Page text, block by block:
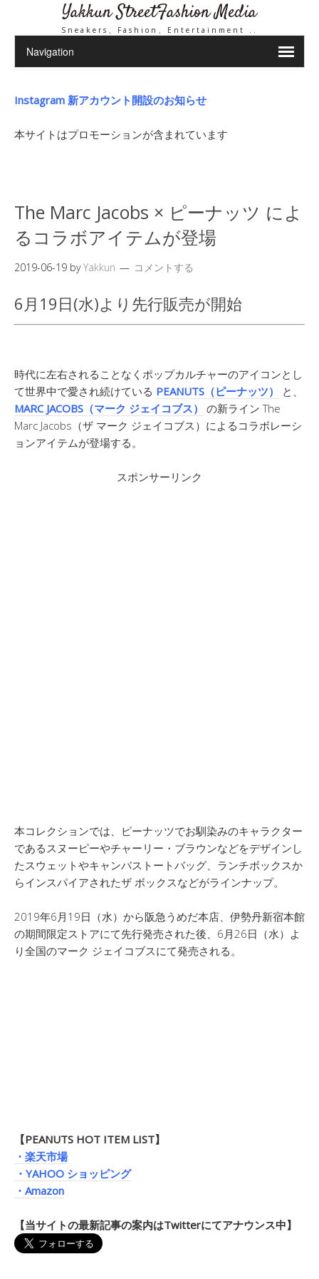
Yakkun StreetFashion Media
Sneakers、Fashion、Entertainment ..
Instagram 新アカウント開設のお知らせ
本サイトはプロモーションが含まれています
The Marc Jacobs × ピーナッツ によ
るコラボアイテムが登場
2019-06-19 byYakkun コメントする
6月19日(水)より先行販売が開始
時代に左右されることなくポップカルチャーのアイコンとし
て世界中で愛され続けている PEANUTS（ピーナッツ）
と、
MARC JACOBS（マーク ジェイコブス）
の新ライン The
Marc Jacobs（ザ マーク ジェイコブス）によるコラボレーシ
ョンアイテムが登場する。
スポンサーリンク
本コレクションでは、ピーナッツでお馴染みのキャラクター
であるスヌーピーやチャーリー・ブラウンなどをデザインし
たスウェットやキャンバストートバッグ、ランチボックスか
らインスパイアされたザ ボックスなどがラインナップ。
2019年6月19日（水）から阪急うめだ本店、伊勢丹新宿本館
の期間限定ストアにて先行発売された後、6月26日（水）よ
り全国のマーク ジェイコブスにて発売される。
【PEANUTS HOT ITEM LIST】
・楽天市場
・YAHOO ショッピング
・Amazon
【当サイトの最新記事の案内はTwitterにてアナウンス中】